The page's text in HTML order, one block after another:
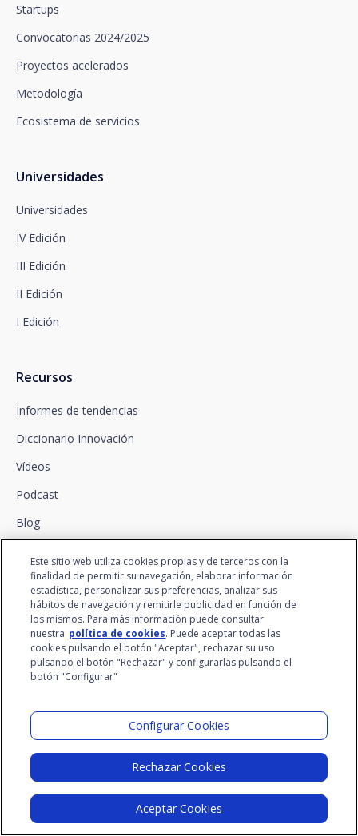
Startups
Convocatorias 2024/2025
Proyectos acelerados
Metodología
Ecosistema de servicios
Universidades
Universidades
IV Edición
III Edición
II Edición
I Edición
Recursos
Informes de tendencias
Diccionario Innovación
Vídeos
Podcast
Blog
oposición, limitación del tratamiento y portabilidad,
así como oponerse al tratamiento de sus datos con
fines promocionales, dirigiéndose a santalucía,
mediante un escrito, que deberá remitir a Plaza de
Departamento de Privacidad o bien a
Newsletter Impulsa.
dpo@santalucía.es
reclamación ante la Autoridad de Control
Dispone de información completa sobre protección
apartado de Política de Privacidad, que le
aconsejamos consulte.
Conectamos la innovación y
el talento
Este sitio web utiliza cookies propias y de terceros con la
finalidad de permitir su navegación, elaborar información
estadística, personalizar sus preferencias, analizar sus
hábitos de navegación y remitirle publicidad en función de
los mismos. Para más información puede consultar
nuestra política de cookies. Puede aceptar todas las
cookies pulsando el botón "Aceptar", rechazar su uso
pulsando el botón "Rechazar" y configurarlas pulsando el
botón "Configurar"
Configurar Cookies
Rechazar Cookies
Aceptar Cookies